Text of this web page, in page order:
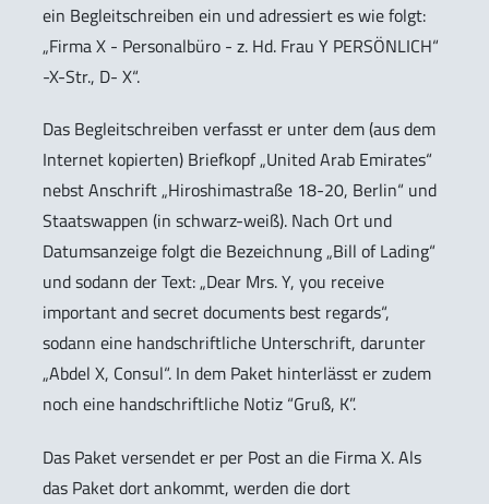
ein Begleitschreiben ein und adressiert es wie folgt:
„Firma X - Personalbüro - z. Hd. Frau Y PERSÖNLICH“
-X-Str., D- X“.
Das Begleitschreiben verfasst er unter dem (aus dem
Internet kopierten) Briefkopf „United Arab Emirates“
nebst Anschrift „Hiroshimastraße 18-20, Berlin“ und
Staatswappen (in schwarz-weiß). Nach Ort und
Datumsanzeige folgt die Bezeichnung „Bill of Lading“
und sodann der Text: „Dear Mrs. Y, you receive
important and secret documents best regards“,
sodann eine handschriftliche Unterschrift, darunter
„Abdel X, Consul“. In dem Paket hinterlässt er zudem
noch eine handschriftliche Notiz “Gruß, K”.
Das Paket versendet er per Post an die Firma X. Als
das Paket dort ankommt, werden die dort